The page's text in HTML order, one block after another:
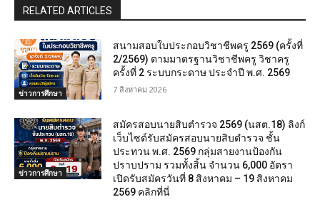
RELATED ARTICLES
ข่าวการศึกษา
สนามสอบใบประกอบวิชาชีพครู 2569 (ครั้งที่
2/2569) ตามมาตรฐานวิชาชีพครู วิชาครู
ครั้งที่ 2 ระบบกระดาษ ประจำปี พ.ศ. 2569
7 สิงหาคม 2026
ข่าวการศึกษา
สมัครสอบนายสิบตำรวจ 2569 (นสต.18) ลิงก์
เว็บไซต์รับสมัครสอบนายสิบตำรวจ ชั้น
ประทวน พ.ศ. 2569 กลุ่มสายงานป้องกัน
ปราบปราม รวมทั้งสิ้น จำนวน 6,000 อัตรา
เปิดรับสมัครวันที่ 8 สิงหาคม – 19 สิงหาคม
2569 คลิกที่นี่